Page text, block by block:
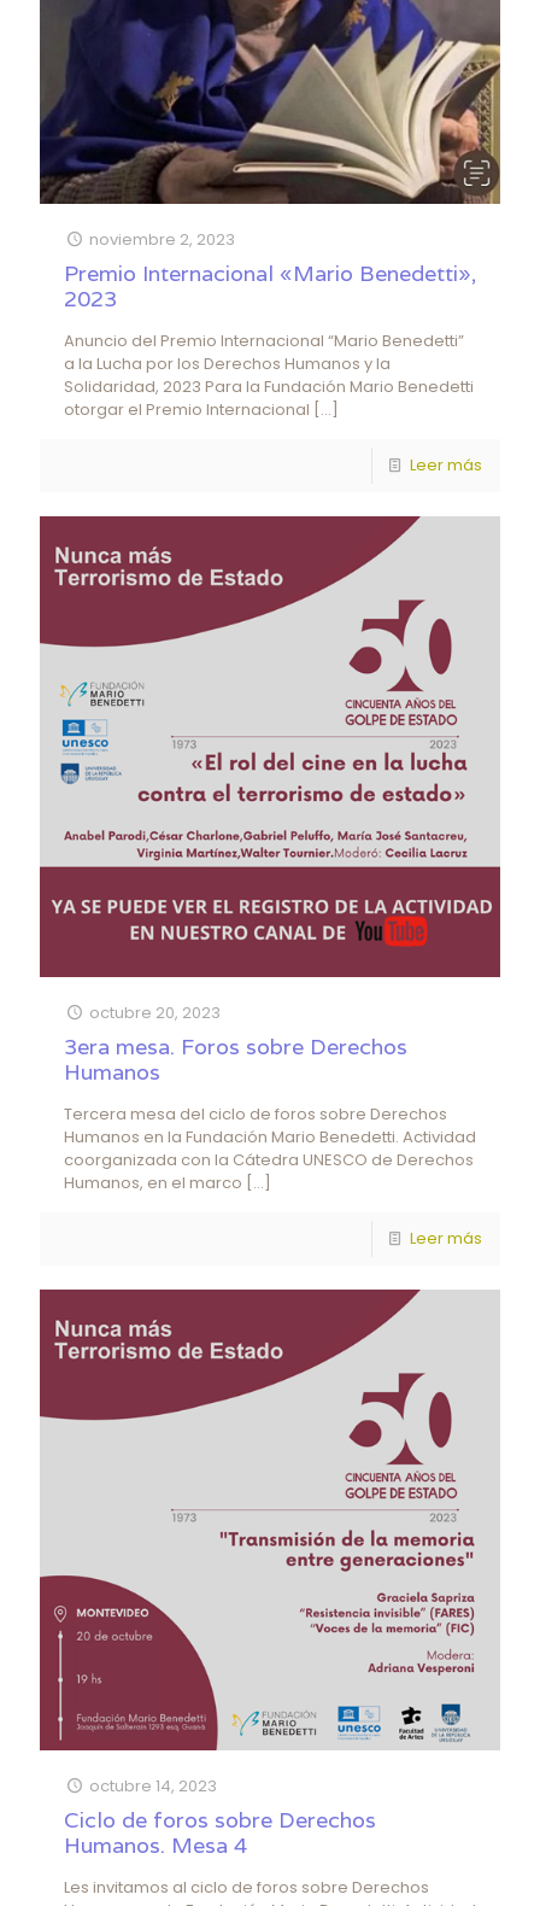
noviembre 2, 2023
Premio Internacional «Mario Benedetti»,
2023
Anuncio del Premio Internacional “Mario Benedetti”
a la Lucha por los Derechos Humanos y la
Solidaridad, 2023 Para la Fundación Mario Benedetti
otorgar el Premio Internacional […]
Leer más
octubre 20, 2023
3era mesa. Foros sobre Derechos
Humanos
Tercera mesa del ciclo de foros sobre Derechos
Humanos en la Fundación Mario Benedetti. Actividad
coorganizada con la Cátedra UNESCO de Derechos
Humanos, en el marco […]
Leer más
octubre 14, 2023
Ciclo de foros sobre Derechos
Humanos. Mesa 4
Les invitamos al ciclo de foros sobre Derechos